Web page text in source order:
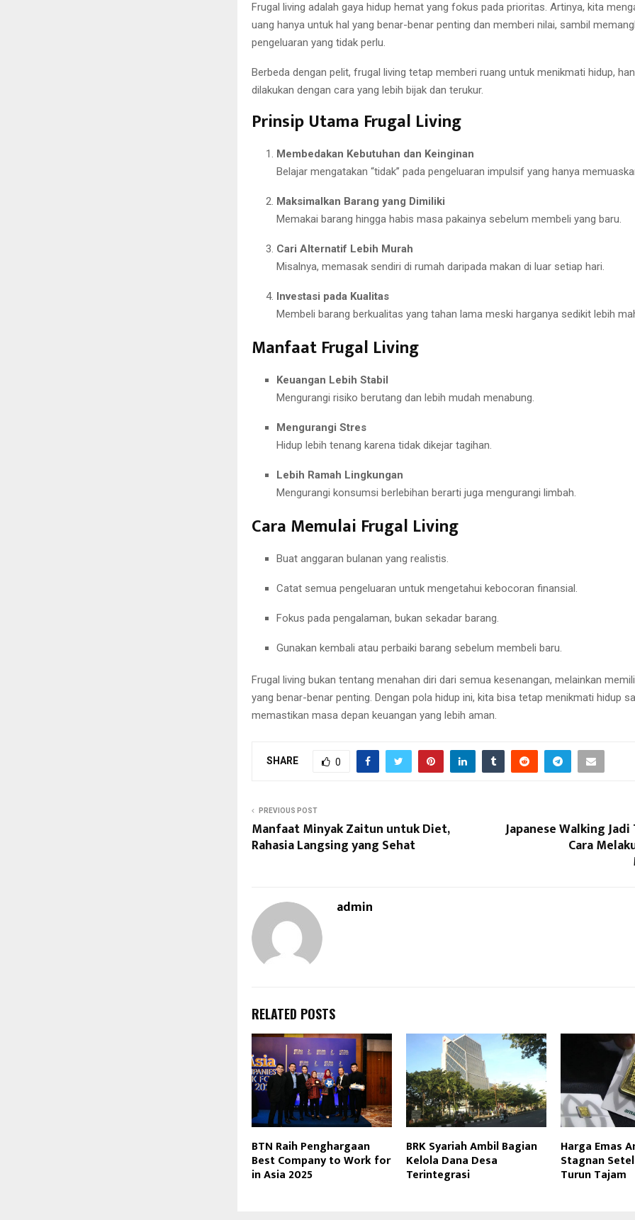
Frugal living adalah gaya hidup hemat yang fokus pada prioritas. Artinya, kita
uang hanya untuk hal yang benar-benar penting dan memberi nilai, sambil
pengeluaran yang tidak perlu.
Berbeda dengan pelit, frugal living tetap memberi ruang untuk menikmati hidup,
dilakukan dengan cara yang lebih bijak dan terukur.
Prinsip Utama Frugal Living
Membedakan Kebutuhan dan Keinginan
Belajar mengatakan “tidak” pada pengeluaran impulsif yang hanya
Maksimalkan Barang yang Dimiliki
Memakai barang hingga habis masa pakainya sebelum membeli yang baru.
Cari Alternatif Lebih Murah
Misalnya, memasak sendiri di rumah daripada makan di luar setiap hari.
Investasi pada Kualitas
Membeli barang berkualitas yang tahan lama meski harganya sedikit lebih
Manfaat Frugal Living
Keuangan Lebih Stabil
Mengurangi risiko berutang dan lebih mudah menabung.
Mengurangi Stres
Hidup lebih tenang karena tidak dikejar tagihan.
Lebih Ramah Lingkungan
Mengurangi konsumsi berlebihan berarti juga mengurangi limbah.
Cara Memulai Frugal Living
Buat anggaran bulanan yang realistis.
Catat semua pengeluaran untuk mengetahui kebocoran finansial.
Fokus pada pengalaman, bukan sekadar barang.
Gunakan kembali atau perbaiki barang sebelum membeli baru.
Frugal living bukan tentang menahan diri dari semua kesenangan, melainkan
yang benar-benar penting. Dengan pola hidup ini, kita bisa tetap menikmati hidup
memastikan masa depan keuangan yang lebih aman.
SHARE 0
PREVIOUS POST
Manfaat Minyak Zaitun untuk Diet,
Rahasia Langsing yang Sehat
Japanese Walking
Cara
admin
RELATED POSTS
BTN Raih Penghargaan
Best Company to Work for
in Asia 2025
BRK Syariah Ambil Bagian
Kelola Dana Desa
Terintegrasi
Harga Emas
Stagnan
Turun Tajam